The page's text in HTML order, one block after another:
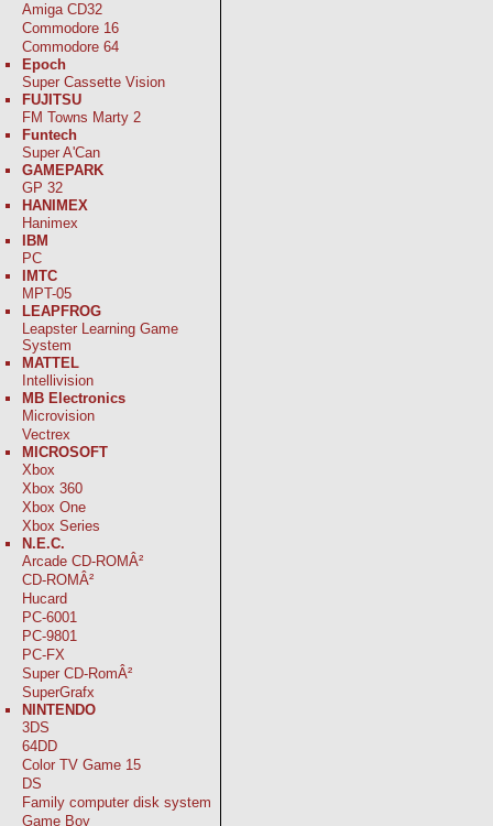
Amiga CD32
Commodore 16
Commodore 64
Epoch
Super Cassette Vision
FUJITSU
FM Towns Marty 2
Funtech
Super A'Can
GAMEPARK
GP 32
HANIMEX
Hanimex
IBM
PC
IMTC
MPT-05
LEAPFROG
Leapster Learning Game
System
MATTEL
Intellivision
MB Electronics
Microvision
Vectrex
MICROSOFT
Xbox
Xbox 360
Xbox One
Xbox Series
N.E.C.
Arcade CD-ROMÂ²
CD-ROMÂ²
Hucard
PC-6001
PC-9801
PC-FX
Super CD-RomÂ²
SuperGrafx
NINTENDO
3DS
64DD
Color TV Game 15
DS
Family computer disk system
Game Boy